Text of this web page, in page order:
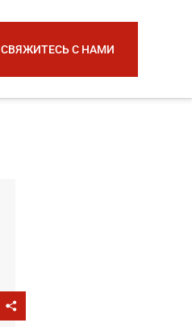
СВЯЖИТЕСЬ С НАМИ